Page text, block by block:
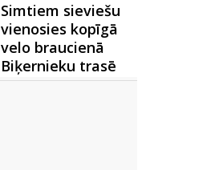
Simtiem sieviešu
vienosies kopīgā
velo braucienā
Biķernieku trasē